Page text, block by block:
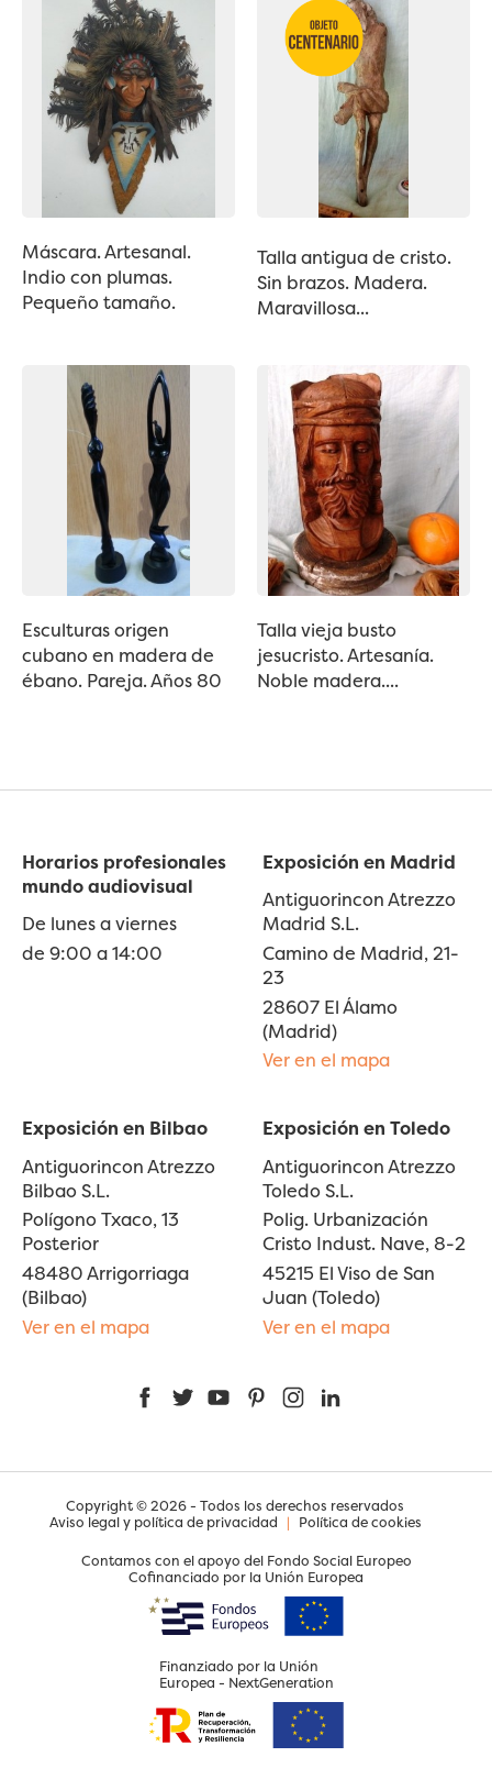
Máscara. Artesanal.
Indio con plumas.
Pequeño tamaño.
Talla antigua de cristo.
Sin brazos. Madera.
Maravillosa...
Esculturas origen
cubano en madera de
ébano. Pareja. Años 80
Talla vieja busto
jesucristo. Artesanía.
Noble madera....
Horarios profesionales
mundo audiovisual
De lunes a viernes
de 9:00 a 14:00
Exposición en Madrid
Antiguorincon Atrezzo
Madrid S.L.
Camino de Madrid, 21-
23
28607 El Álamo
(Madrid)
Ver en el mapa
Exposición en Bilbao
Antiguorincon Atrezzo
Bilbao S.L.
Polígono Txaco, 13
Posterior
48480 Arrigorriaga
(Bilbao)
Ver en el mapa
Exposición en Toledo
Antiguorincon Atrezzo
Toledo S.L.
Polig. Urbanización
Cristo Indust. Nave, 8-2
45215 El Viso de San
Juan (Toledo)
Ver en el mapa
FacebookTwitterYouTubePinterestInstagram
Copyright © 2026 - Todos los derechos reservados
Aviso legal y política de privacidad | Política de cookies
Contamos con el apoyo del Fondo Social Europeo
Cofinanciado por la Unión Europea
Finanziado por la Unión
Europea - NextGeneration